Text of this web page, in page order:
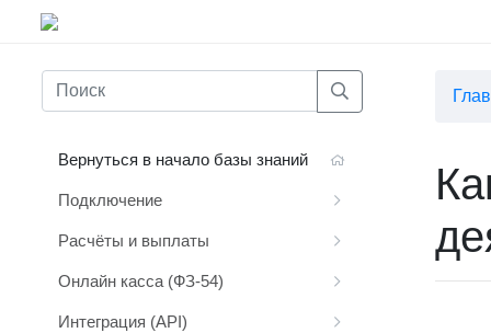
Вернуться в начало базы знаний
Подключение
Расчёты и выплаты
Онлайн касса (ФЗ-54)
Интеграция (API)